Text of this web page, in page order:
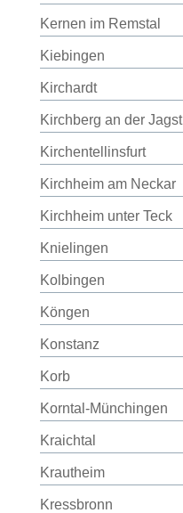
Kernen im Remstal
Kiebingen
Kirchardt
Kirchberg an der Jagst
Kirchentellinsfurt
Kirchheim am Neckar
Kirchheim unter Teck
Knielingen
Kolbingen
Köngen
Konstanz
Korb
Korntal-Münchingen
Kraichtal
Krautheim
Kressbronn